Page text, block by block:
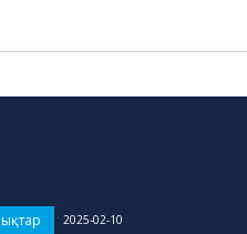
2025-02-10